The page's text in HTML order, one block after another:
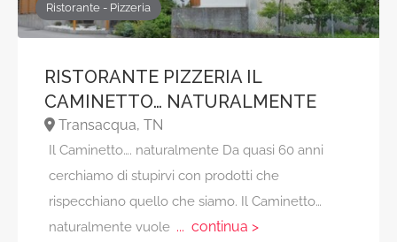
Ristorante - Pizzeria
RISTORANTE PIZZERIA IL
CAMINETTO… NATURALMENTE
Transacqua, TN
Il Caminetto…. naturalmente Da quasi 60 anni
cerchiamo di stupirvi con prodotti che
rispecchiano quello che siamo. Il Caminetto…
naturalmente vuole... continua >